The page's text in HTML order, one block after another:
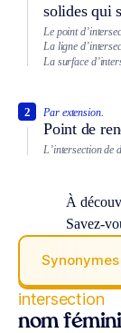
solides qui
Le point
La ligne
La surface
Par extension.
Point de
2
L’intersection de
À
Savez-
intersection
nom